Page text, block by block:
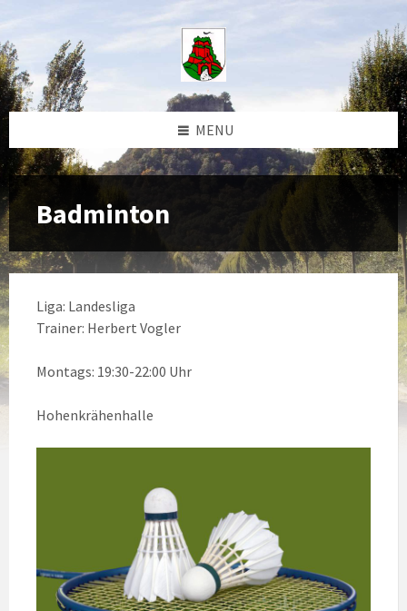
to
content
to
left
sidebar
to
footer
MENU
Badminton
Liga: Landesliga
Trainer: Herbert Vogler
Montags: 19:30-22:00 Uhr
Hohenkrähenhalle